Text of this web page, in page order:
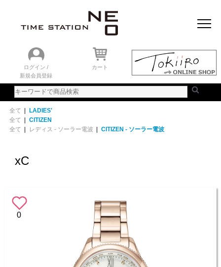
ログイン /
新規会員登録
カート
全て | LADIES'
全て | CITIZEN
全て | レディス - ソーラー電波 | CITIZEN - ソーラー電波
xC
0
おすすめアイテム
ニュース＆トピック
時計を探す
ランキング
ご利用ガイド